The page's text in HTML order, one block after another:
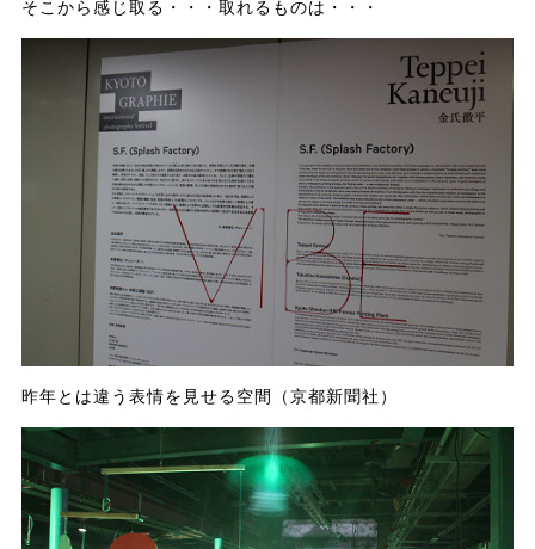
そこから感じ取る・・・取れるものは・・・
昨年とは違う表情を見せる空間（京都新聞社）